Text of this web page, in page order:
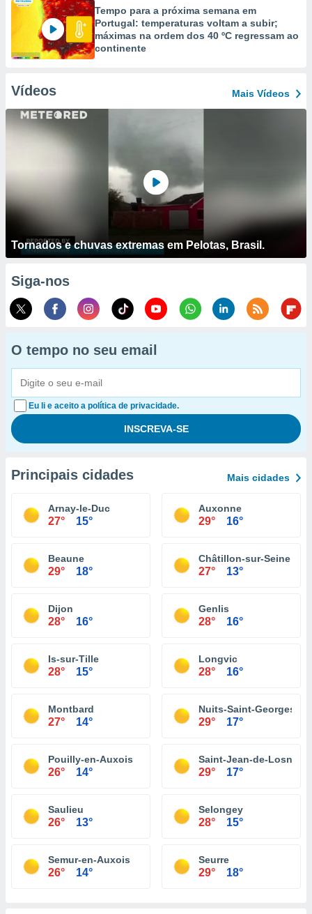
Tempo para a próxima semana em
Portugal: temperaturas voltam a subir;
máximas na ordem dos 40 ºC regressam ao
continente
Vídeos Mais Vídeos
Tornados e chuvas extremas em Pelotas, Brasil.
Siga-nos
O tempo no seu email
Eu li e aceito a política de privacidade.
Principais cidades Mais cidades
Arnay-le-Duc
27° 15°
Auxonne
29° 16°
Beaune
29° 18°
Châtillon-sur-Seine
27° 13°
Dijon
28° 16°
Genlis
28° 16°
Is-sur-Tille
28° 15°
Longvic
28° 16°
Montbard
27° 14°
Nuits-Saint-Georges
29° 17°
Pouilly-en-Auxois
26° 14°
Saint-Jean-de-Losne
29° 17°
Saulieu
26° 13°
Selongey
28° 15°
Semur-en-Auxois
26° 14°
Seurre
29° 18°